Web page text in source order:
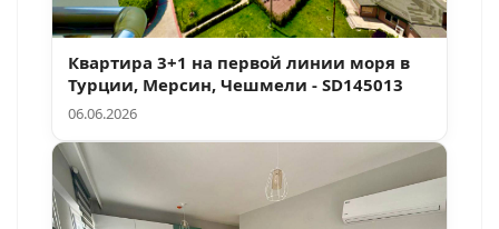
Квартира 3+1 на первой линии моря в
Турции, Мерсин, Чешмели - SD145013
06.06.2026